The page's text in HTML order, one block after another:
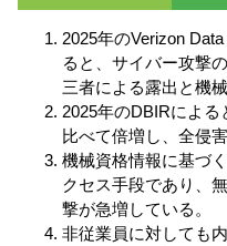
2025年のVerizon
ると、サイバー攻撃
三者による露出と機
2025年のDBIRによ
比べて倍増し、全侵
機械資格情報に基づ
クセス手段であり、
撃が急増している。
非従業員に対しても